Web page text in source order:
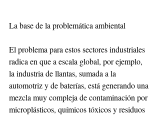
La base de la problemática ambiental
El problema para estos sectores industriales
radica en que a escala global, por ejemplo,
la industria de llantas, sumada a la
automotriz y de baterías, está generando una
mezcla muy compleja de contaminación por
microplásticos, químicos tóxicos y residuos